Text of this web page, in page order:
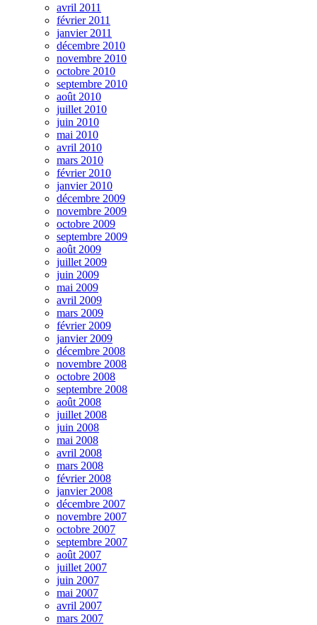
avril 2011
février 2011
janvier 2011
décembre 2010
novembre 2010
octobre 2010
septembre 2010
août 2010
juillet 2010
juin 2010
mai 2010
avril 2010
mars 2010
février 2010
janvier 2010
décembre 2009
novembre 2009
octobre 2009
septembre 2009
août 2009
juillet 2009
juin 2009
mai 2009
avril 2009
mars 2009
février 2009
janvier 2009
décembre 2008
novembre 2008
octobre 2008
septembre 2008
août 2008
juillet 2008
juin 2008
mai 2008
avril 2008
mars 2008
février 2008
janvier 2008
décembre 2007
novembre 2007
octobre 2007
septembre 2007
août 2007
juillet 2007
juin 2007
mai 2007
avril 2007
mars 2007